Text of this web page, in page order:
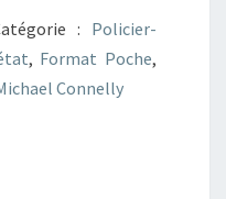
: Policier-
, Format Poche,
Connelly